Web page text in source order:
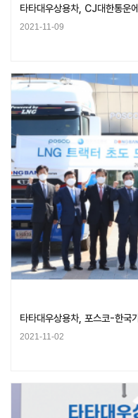
타타대우상용차, CJ대한통운
2021-11-09
타타대우상용차, 포스코-한
2021-11-02